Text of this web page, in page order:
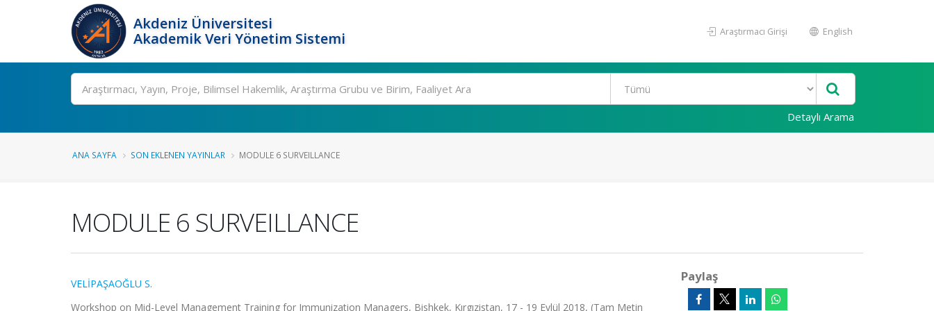
Akdeniz Üniversitesi
Akademik Veri Yönetim Sistemi
Araştırmacı Girişi English
Ara
Detaylı Arama
ANA SAYFA SON EKLENEN YAYINLAR MODULE 6 SURVEILLANCE
MODULE 6 SURVEILLANCE
VELİPAŞAOĞLU S.
Workshop on Mid-Level Management Training for Immunization Managers, Bishkek, Kırgızistan, 17 - 19 Eylül 2018, (Tam Metin
Paylaş